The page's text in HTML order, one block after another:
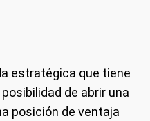
estratégica que tiene
de abrir una
posición de ventaja